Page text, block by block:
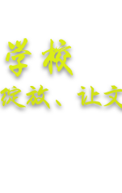
校
放、让